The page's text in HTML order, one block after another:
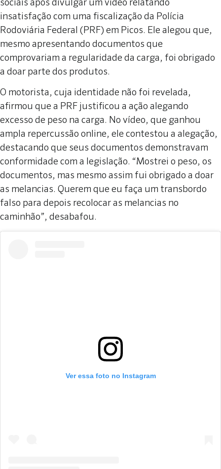
sociais após divulgar um vídeo relatando
insatisfação com uma fiscalização da Polícia
Rodoviária Federal (PRF) em Picos. Ele alegou que,
mesmo apresentando documentos que
comprovariam a regularidade da carga, foi obrigado
a doar parte dos produtos.
O motorista, cuja identidade não foi revelada,
afirmou que a PRF justificou a ação alegando
excesso de peso na carga. No vídeo, que ganhou
ampla repercussão online, ele contestou a alegação,
destacando que seus documentos demonstravam
conformidade com a legislação. “Mostrei o peso, os
documentos, mas mesmo assim fui obrigado a doar
as melancias. Querem que eu faça um transbordo
falso para depois recolocar as melancias no
caminhão”, desabafou.
Ver essa foto no Instagram